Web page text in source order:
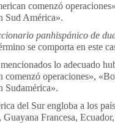
comenzó
Sud América».
panhispánico de
se comporta en este
lo adecuado
comenzó operaciones»,
Sudamérica».
del Sur engloba a los
Guayana Francesa,